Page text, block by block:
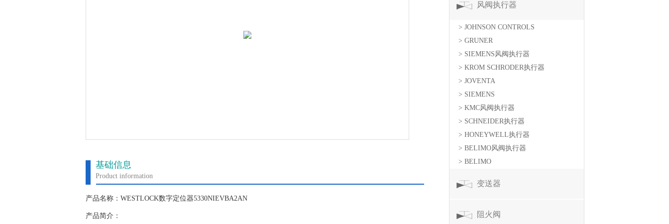
基础信息
Product information
产品名称：WESTLOCK数字定位器5330NIEVBA2AN
产品简介：
风阀执行器
> JOHNSON CONTROLS
> GRUNER
> SIEMENS风阀执行器
> KROM SCHRODER执行器
> JOVENTA
> SIEMENS
> KMC风阀执行器
> SCHNEIDER执行器
> HONEYWELL执行器
> BELIMO风阀执行器
> BELIMO
变送器
阻火阀